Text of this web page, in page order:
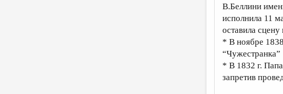
В.Беллини
исполнила 11
оставила сцену
* В ноябре
“Чужестранка”
* В 1832 г.
запретив